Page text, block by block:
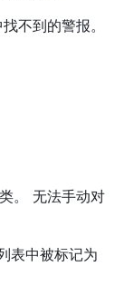
不到的警报。
。 无法手动对
表中被标记为